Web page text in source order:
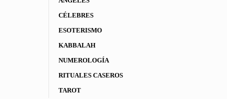
CÉLEBRES
ESOTERISMO
KABBALAH
NUMEROLOGÍA
RITUALES CASEROS
TAROT